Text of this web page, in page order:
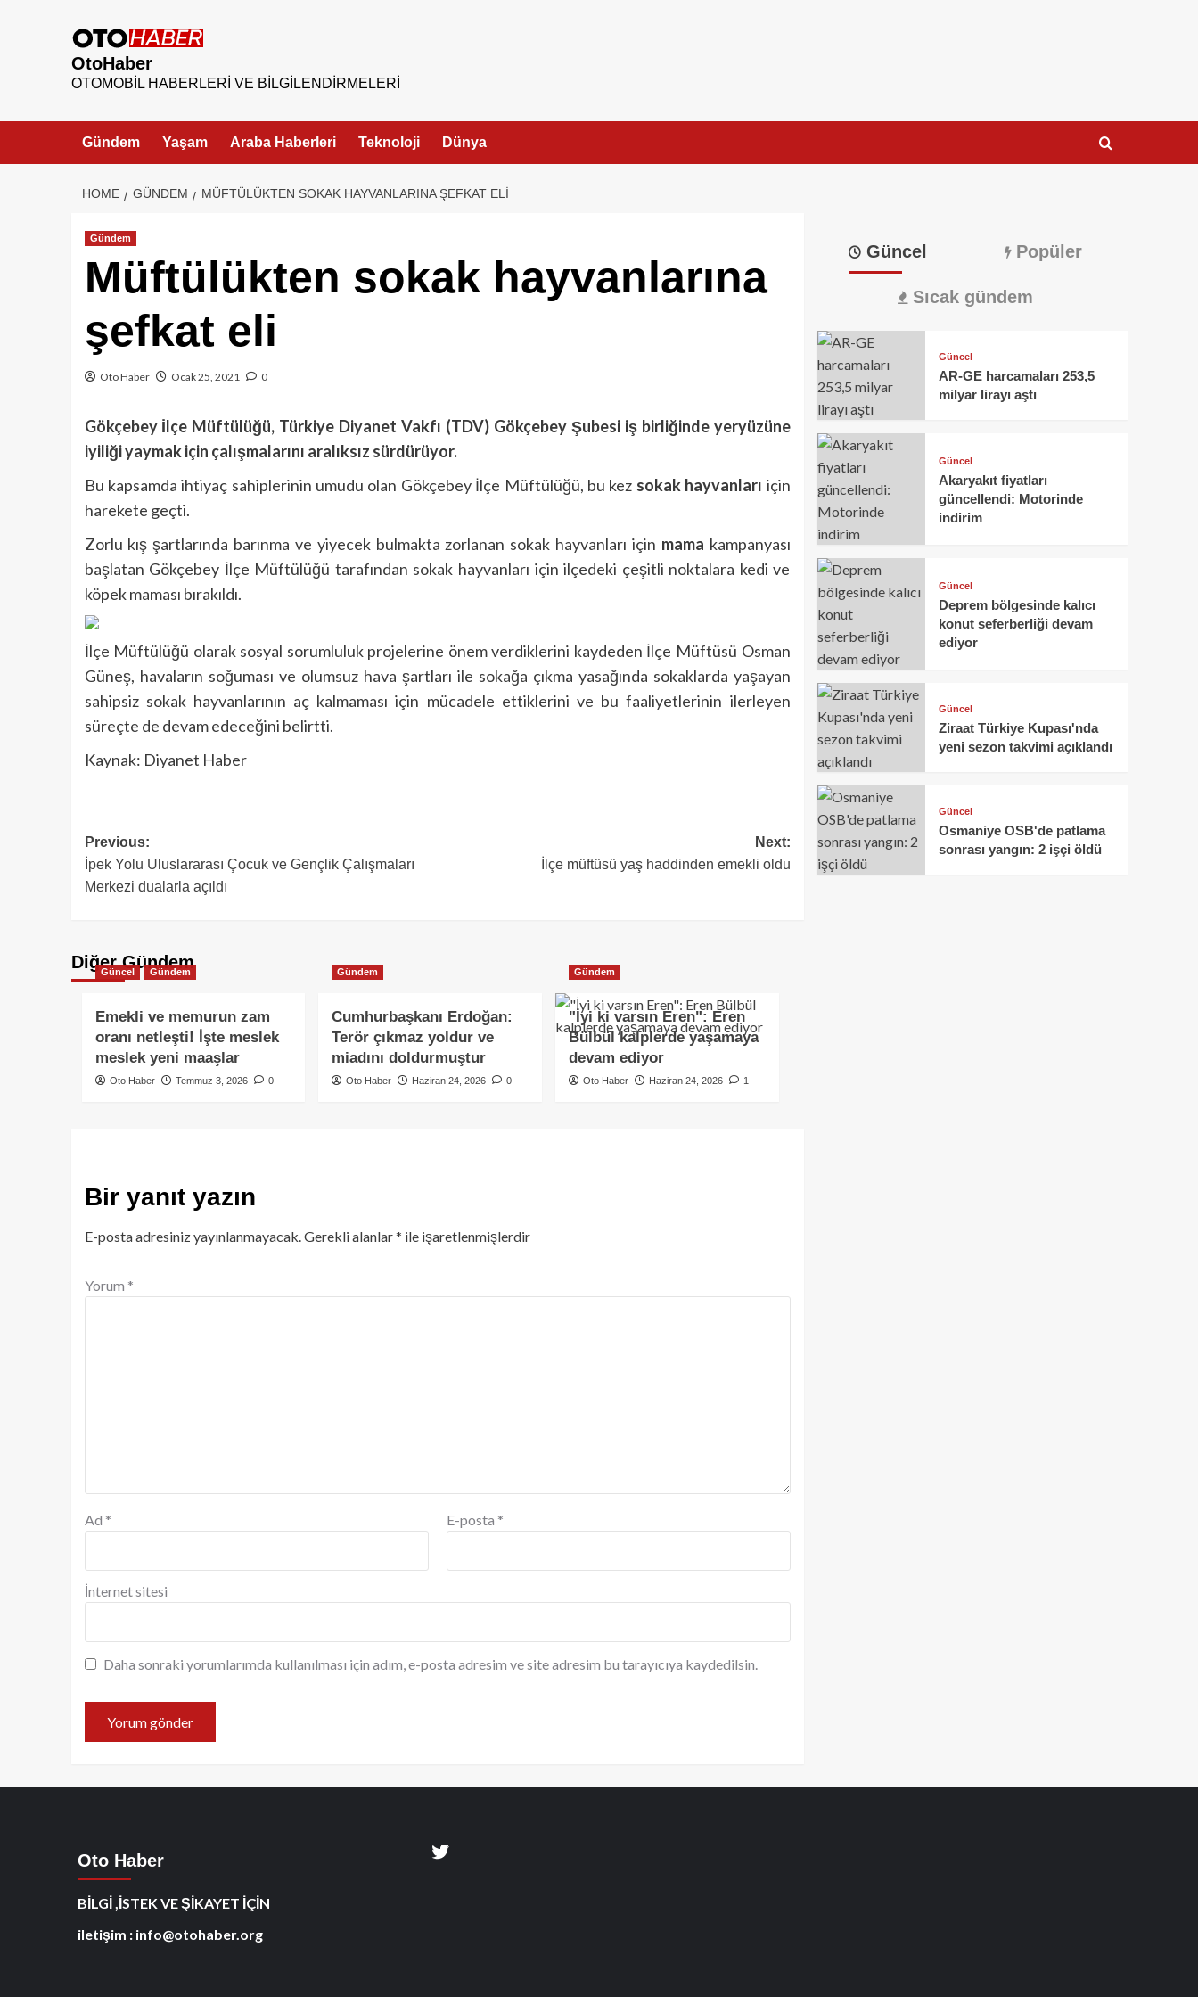
OtoHaber
OTOMOBIL HABERLERI VE BILGILENDIRMELERI
Gündem Yaşam Araba Haberleri Teknoloji Dünya
HOME GÜNDEM MÜFTÜLÜKTEN SOKAK HAYVANLARINA ŞEFKAT ELI
Gündem
Müftülükten sokak hayvanlarına
şefkat eli
Oto Haber Ocak 25, 2021 0
Gökçebeyİlçe Müftülüğü, Türkiye Diyanet Vakfı (TDV) Gökçebey Şubesi iş birliğinde yeryüzüne
iyiliği yaymak için çalışmalarını aralıksız sürdürüyor.
Bu kapsamda ihtiyaç sahiplerinin umudu olan Gökçebey İlçe Müftülüğü, bu kez sokak hayvanları için
harekete geçti.
Zorlu kış şartlarında barınma ve yiyecek bulmakta zorlanan sokak hayvanları için mama kampanyası
başlatan Gökçebey İlçe Müftülüğü tarafından sokak hayvanları için ilçedeki çeşitli noktalara kedi ve
köpek maması bırakıldı.
İlçe Müftülüğü olarak sosyal sorumluluk projelerine önem verdiklerini kaydeden İlçe Müftüsü Osman
Güneş, havaların soğuması ve olumsuz hava şartları ile sokağa çıkma yasağında sokaklarda yaşayan
sahipsiz sokak hayvanlarının aç kalmaması için mücadele ettiklerini ve bu faaliyetlerinin ilerleyen
süreçte de devam edeceğini belirtti.
Kaynak: Diyanet Haber
Previous:
İpek Yolu Uluslararası Çocuk ve Gençlik Çalışmaları
Merkezi dualarla açıldı
Next:
İlçe müftüsü yaş haddinden emekli oldu
Diğer Gündem
Güncel Gündem
Emekli ve memurun zam
oranı netleşti! İşte meslek
meslek yeni maaşlar
Oto Haber Temmuz 3, 2026 0
Gündem
Cumhurbaşkanı Erdoğan:
Terör çıkmaz yoldur ve
miadını doldurmuştur
Oto Haber Haziran 24, 2026 0
Gündem
"İyi ki varsın Eren": Eren
Bülbül kalplerde yaşamaya
devam ediyor
Oto Haber Haziran 24, 2026 1
Bir yanıt yazın
E-posta adresiniz yayınlanmayacak.Gerekli alanlar* ile işaretlenmişlerdir
Yorum *
Ad * E-posta *
İnternet sitesi
Daha sonraki yorumlarımda kullanılması için adım, e-posta adresim ve site adresim bu tarayıcıya kaydedilsin.
Güncel Popüler
Sıcak gündem
Güncel
AR-GE harcamaları 253,5
milyar lirayı aştı
Güncel
Akaryakıt fiyatları
güncellendi: Motorinde
indirim
Güncel
Deprem bölgesinde kalıcı
konut seferberliği devam
ediyor
Güncel
Ziraat Türkiye Kupası'nda
yeni sezon takvimi açıklandı
Güncel
Osmaniye OSB'de patlama
sonrası yangın: 2 işçi öldü
Oto Haber
BİLGİ ,İSTEK VE ŞİKAYET İÇİN
iletişim : info@otohaber.org